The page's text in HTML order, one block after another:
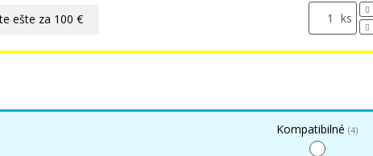
ešte za 100 € ks
Kompatibilné (4)